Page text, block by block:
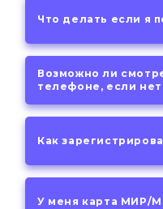
Что делать если я
Возможно ли
телефоне, если
Как
У меня карта МИР/